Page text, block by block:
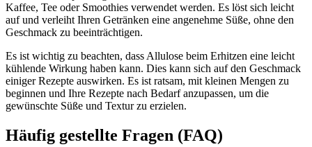
Kaffee, Tee oder Smoothies verwendet werden. Es löst sich leicht
auf und verleiht Ihren Getränken eine angenehme Süße, ohne den
Geschmack zu beeinträchtigen.
Es ist wichtig zu beachten, dass Allulose beim Erhitzen eine leicht
kühlende Wirkung haben kann. Dies kann sich auf den Geschmack
einiger Rezepte auswirken. Es ist ratsam, mit kleinen Mengen zu
beginnen und Ihre Rezepte nach Bedarf anzupassen, um die
gewünschte Süße und Textur zu erzielen.
Häufig gestellte Fragen (FAQ)